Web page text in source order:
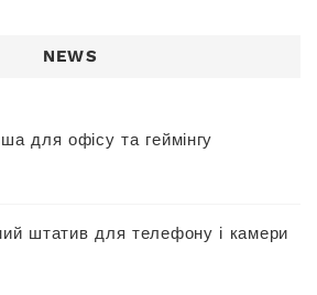
NEWS
для офісу та геймінгу
штатив для телефону і камери